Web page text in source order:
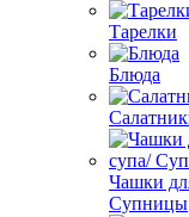
Тарелки
Блюда
Чашки
Супницы